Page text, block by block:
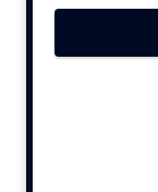
Campagnes